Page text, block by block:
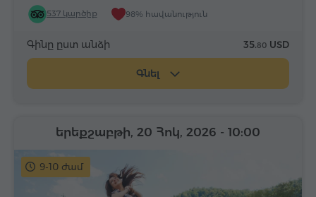
537 կարծիք 98% հավանություն
Գինը ըստ անձի 35.80 USD
Գնել
9-10 ժամ
երեքշաբթի, 20 Հոկ, 2026 - 10:00